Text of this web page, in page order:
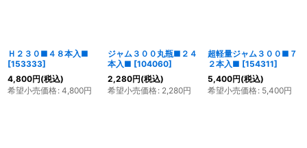
Ｈ２３０■４８本入■
[153333]
4,800円(税込)
希望小売価格: 4,800円
ジャム３００丸瓶■２４
本入■ [104060]
2,280円(税込)
希望小売価格: 2,280円
超軽量ジャム３００■７
２本入■ [154311]
5,400円(税込)
希望小売価格: 5,400円